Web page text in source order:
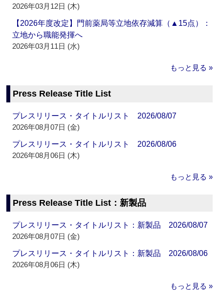
2026年03月12日 (木)
【2026年度改定】門前薬局等立地依存減算（▲15点）：
立地から職能発揮へ
2026年03月11日 (水)
もっと見る »
Press Release Title List
プレスリリース・タイトルリスト 2026/08/07
2026年08月07日 (金)
プレスリリース・タイトルリスト 2026/08/06
2026年08月06日 (木)
もっと見る »
Press Release Title List：新製品
プレスリリース・タイトルリスト：新製品 2026/08/07
2026年08月07日 (金)
プレスリリース・タイトルリスト：新製品 2026/08/06
2026年08月06日 (木)
もっと見る »